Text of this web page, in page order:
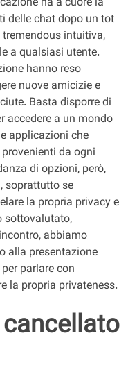
delle chat dopo un tot
tremendous intuitiva,
a qualsiasi utente.
hanno reso
nuove amicizie e
Basta disporre di
accedere a un mondo
applicazioni che
da ogni
di opzioni, però,
soprattutto se
la propria privacy e
sottovalutato,
abbiamo
alla presentazione
parlare con
la propria privateness.